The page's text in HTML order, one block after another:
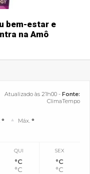
bem-estar e
na Amô
Atualizado às 21h00 - Fonte:
ClimaTempo
° Máx.°
QUI
°C
°C
SEX
°C
°C